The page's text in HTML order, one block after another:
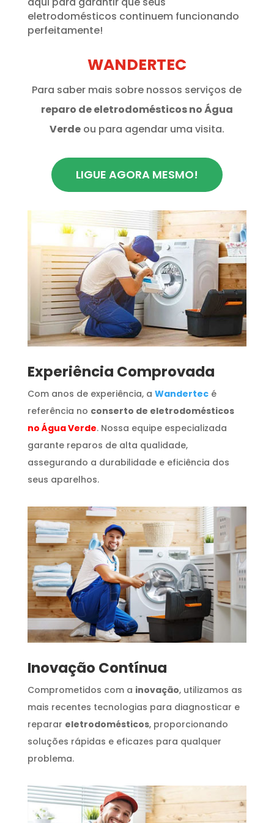
eletrodomésticos continuem funcionando
perfeitamente!
WANDERTEC
Para saber mais sobre nossos serviços de
reparo de eletrodomésticos no Água
Verdeou para agendar uma visita.
LIGUE AGORA MESMO!
​Experiência Comprovada
Com anos de experiência, a Wandertecé
referência no conserto de eletrodomésticos
no Água Verde. Nossa equipe especializada
garante reparos de alta qualidade,
assegurando a durabilidade e eficiência dos
seus aparelhos.
Inovação Contínua
Comprometidos com a inovação, utilizamos as
mais recentes tecnologias para diagnosticar e
reparar eletrodomésticos, proporcionando
soluções rápidas e eficazes para qualquer
problema.